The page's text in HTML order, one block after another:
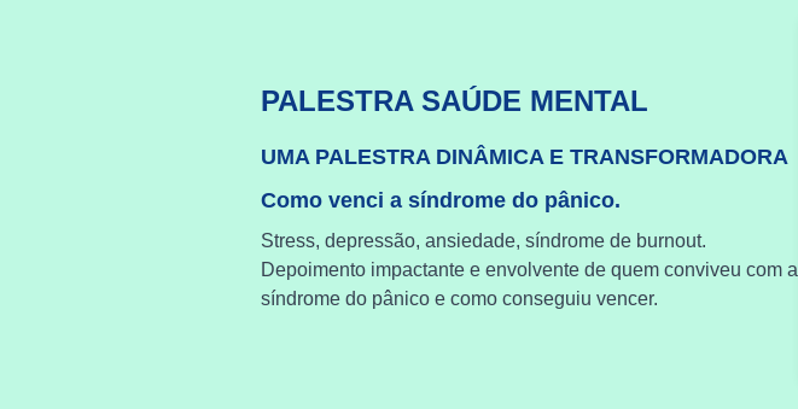
PALESTRA SAÚDE MENTAL
UMA PALESTRA DINÂMICA E TRANSFORMADORA
Como venci a síndrome do pânico.
Stress, depressão, ansiedade, síndrome de burnout.
Depoimento impactante e envolvente de quem conviveu com a
síndrome do pânico e como conseguiu vencer.